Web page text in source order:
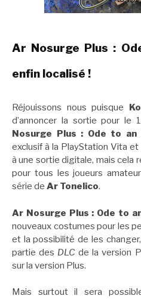
Ar Nosurge Plus :
enfin localisé !
Réjouissons nous puisque
d’annoncer la sortie pour le
Nosurge Plus : Ode to an
exclusif à la PlayStation Vita
à une sortie digitale, mais cela
pour tous les joueurs
série de Ar Tonelico.
Ar Nosurge Plus : Ode to
nouveaux costumes pour les
et la possibilité de les
partie des DLC de la version
sur la version Plus.
Mais surtout il sera